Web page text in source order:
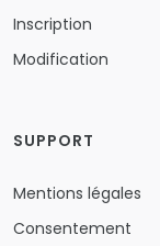
Inscription
Modification
SUPPORT
Mentions légales
Consentement